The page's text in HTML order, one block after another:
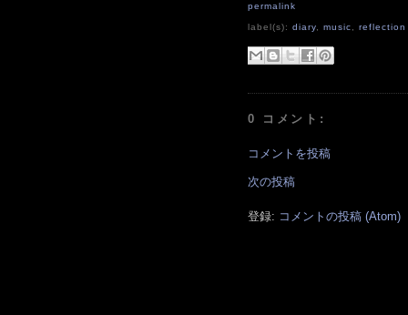
permalink
label(s):diary ,music ,reflection
0 コメント:
コメントを投稿
次の投稿
登録: コメントの投稿 (Atom)